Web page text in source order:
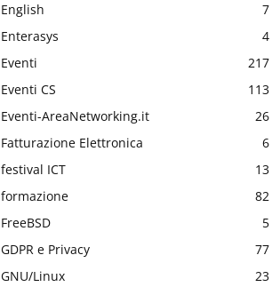
English
7
Enterasys
4
Eventi
217
Eventi CS
113
Eventi-AreaNetworking.it
26
Fatturazione Elettronica
6
festival ICT
13
formazione
82
FreeBSD
5
GDPR e Privacy
77
GNU/Linux
23